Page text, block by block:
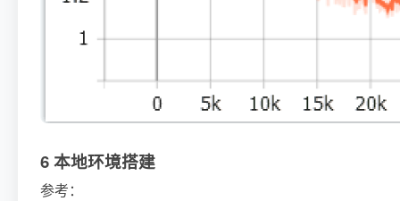
6 本地环境搭建
参考：